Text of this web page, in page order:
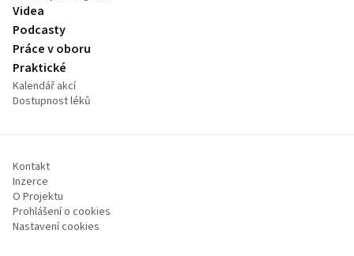
Videa
Podcasty
Práce v oboru
Praktické
Kalendář akcí
Dostupnost léků
Kontakt
Inzerce
O Projektu
Prohlášení o cookies
Nastavení cookies